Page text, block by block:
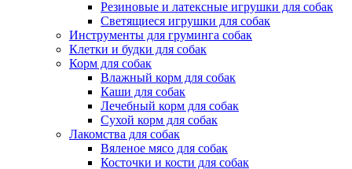
Резиновые и латексные игрушки для собак
Светящиеся игрушки для собак
Инструменты для груминга собак
Клетки и будки для собак
Корм для собак
Влажный корм для собак
Каши для собак
Лечебный корм для собак
Сухой корм для собак
Лакомства для собак
Вяленое мясо для собак
Косточки и кости для собак